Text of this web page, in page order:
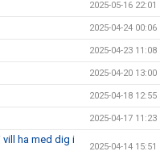
2025-05-16 22:01
2025-04-24 00:06
2025-04-23 11:08
2025-04-20 13:00
2025-04-18 12:55
2025-04-17 11:23
ha med dig i
2025-04-14 15:51